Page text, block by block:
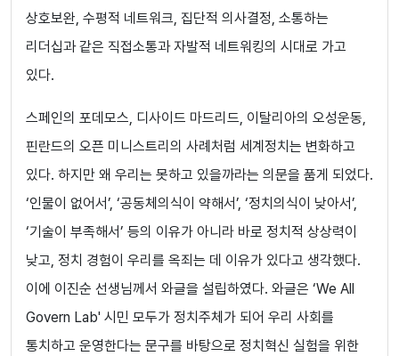
상호보완, 수평적 네트워크, 집단적 의사결정, 소통하는
리더십과 같은 직접소통과 자발적 네트워킹의 시대로 가고
있다.
스페인의 포데모스, 디사이드 마드리드, 이탈리아의 오성운동,
핀란드의 오픈 미니스트리의 사례처럼 세계정치는 변화하고
있다. 하지만 왜 우리는 못하고 있을까라는 의문을 품게 되었다.
‘인물이 없어서’, ‘공동체의식이 약해서’, ‘정치의식이 낮아서’,
‘기술이 부족해서’ 등의 이유가 아니라 바로 정치적 상상력이
낮고, 정치 경험이 우리를 옥죄는 데 이유가 있다고 생각했다.
이에 이진순 선생님께서 와글을 설립하였다. 와글은 ‘We All
Govern Lab' 시민 모두가 정치주체가 되어 우리 사회를
통치하고 운영한다는 문구를 바탕으로 정치혁신 실험을 위한